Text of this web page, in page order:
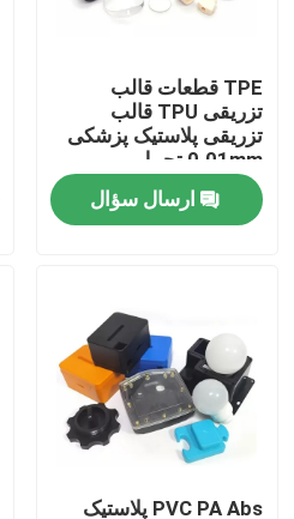
کنترل کیفیت
تماس با ما
همه موارد
پین POGO پر از بهار
سنجه پوگو
TPE قطعات قالب
تزریقی TPU قالب
تزریقی پلاستیک پزشکی
0.01mm تحمل
ارسال سؤال
PVC PA Abs پلاستیک